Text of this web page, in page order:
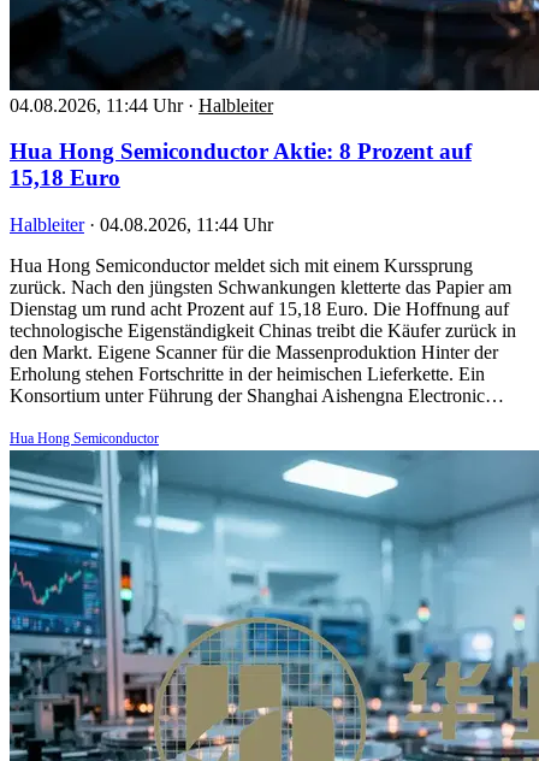
04.08.2026, 11:44 Uhr · Halbleiter
Hua Hong Semiconductor Aktie: 8 Prozent auf
15,18 Euro
Halbleiter · 04.08.2026, 11:44 Uhr
Hua Hong Semiconductor meldet sich mit einem Kurssprung
zurück. Nach den jüngsten Schwankungen kletterte das Papier am
Dienstag um rund acht Prozent auf 15,18 Euro. Die Hoffnung auf
technologische Eigenständigkeit Chinas treibt die Käufer zurück in
den Markt. Eigene Scanner für die Massenproduktion Hinter der
Erholung stehen Fortschritte in der heimischen Lieferkette. Ein
Konsortium unter Führung der Shanghai Aishengna Electronic…
Hua Hong Semiconductor